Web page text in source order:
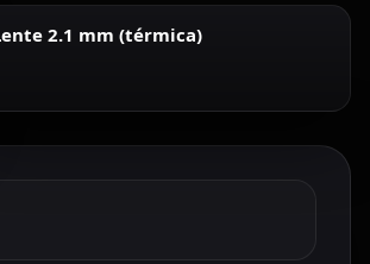
2.1 mm (térmica)